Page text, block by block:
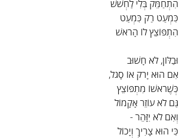
הִתְחַמֵּק בְּלִי לַחְשׁשׁ
כִּמְעַט רַק כִּמְעַט
הִתְפּוֹצֵץ לוֹ הָרֹאשׁ
וּבַלּוֹן, לֹא חָשׁוּב
אִם הוּא יָרֹק אוֹ סָגֹל,
כְּשֶׁרֹאשׁוֹ מִתְפּוֹצֵץ
גַּם לֹא עוֹזֵר אָקָמוֹל
וְאִם לֹא יִזָּהֵר -
כִּי הוּא צָרִיךְ וְיָכוֹל